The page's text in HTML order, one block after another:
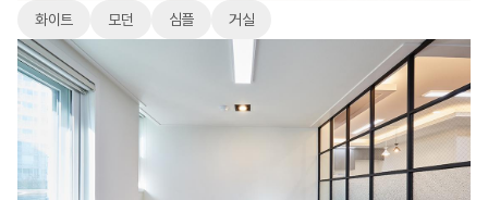
화이트 모던 심플 거실